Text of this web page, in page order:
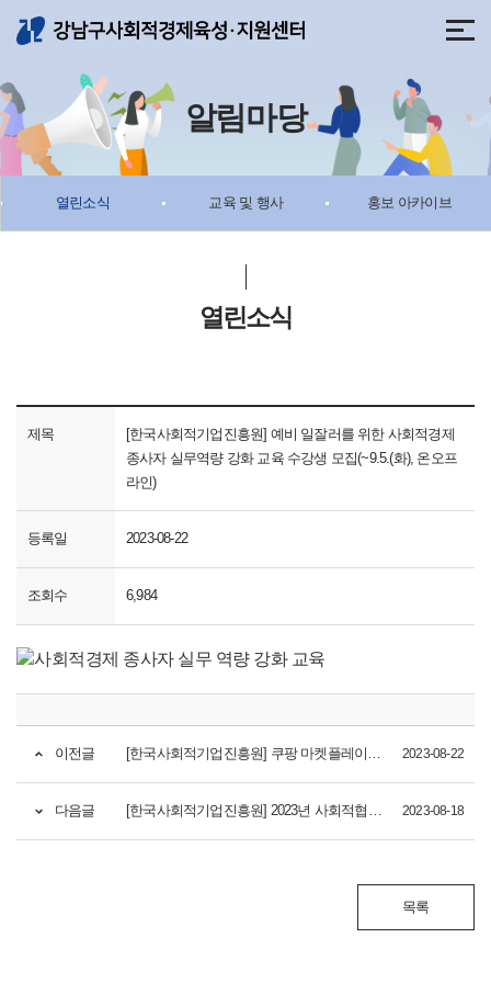
메뉴 바로가기
알림마당
열린소식 교육 및 행사 홍보 아카이브
열린소식
제목
[한국사회적기업진흥원] 예비 일잘러를 위한 사회적경제
종사자 실무역량 강화 교육 수강생 모집(~9.5.(화), 온오프
라인)
등록일 2023-08-22
조회수 6,984
이전글 [한국사회적기업진흥원] 쿠팡 마켓플레이스 '온라인 입점설명회' 참여기업 모집(~8월24일(목) 10시) 2023-08-22
다음글 [한국사회적기업진흥원] 2023년 사회적협동조합 대상 제품·서비스 카탈로그 참여기업 모집(~8.31.) 2023-08-18
목록